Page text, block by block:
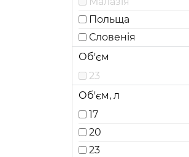
Польща
Словенія
Об'єм
23
Об'єм, л
17
20
23